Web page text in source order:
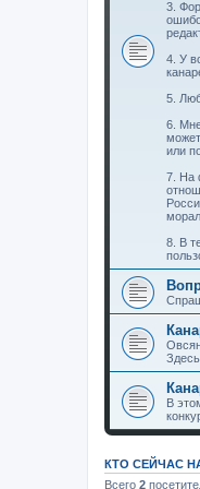
3.
4. У
5.
6.
или
7. На
8. В
В
КТО СЕЙЧАС
Всего 2